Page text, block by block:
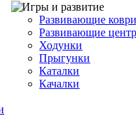
Развивающие
Развивающие
Ходунки
Прыгунки
Каталки
Качалки